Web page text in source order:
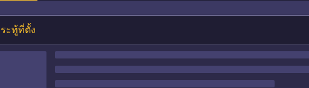
ะทู้ที่ตั้ง